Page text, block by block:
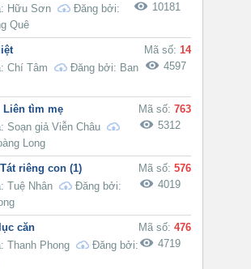
10181
Hữu Sơn
Đăng bởi:
Quê
Mã số: 14
4597
Chí Tâm
Đăng bởi: Ban
Mã số: 763
5312
Liên tìm mẹ
Soạn giả Viễn Châu
Long
Mã số: 576
4019
riêng con (1)
Tuệ Nhân
Đăng bởi:
Mã số: 476
4719
căn
Thanh Phong
Đăng bởi: